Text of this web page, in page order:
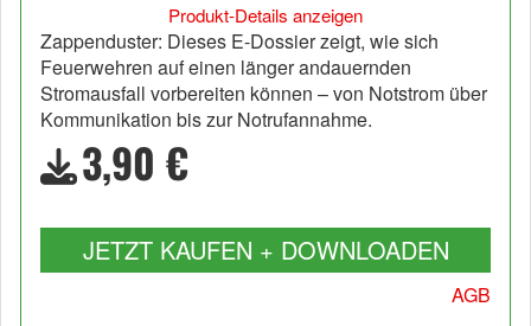
Produkt-Details anzeigen
Zappenduster: Dieses E-Dossier zeigt, wie sich
Feuerwehren auf einen länger andauernden
Stromausfall vorbereiten können – von Notstrom über
Kommunikation bis zur Notrufannahme.
3,90 €
JETZT KAUFEN + DOWNLOADEN
AGB